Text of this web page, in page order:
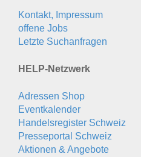
Kontakt, Impressum
offene Jobs
Letzte Suchanfragen
HELP-Netzwerk
Adressen Shop
Eventkalender
Handelsregister Schweiz
Presseportal Schweiz
Aktionen & Angebote